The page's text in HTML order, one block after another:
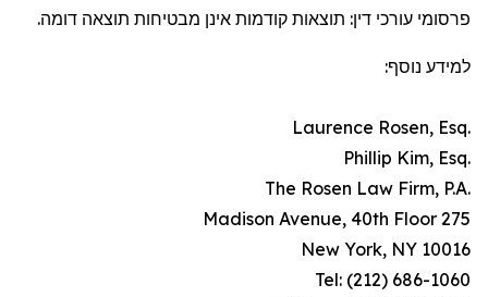
פרסומי עורכי דין: תוצאות קודמות אינן מבטיחות תוצאה דומה.
למידע נוסף:
.Laurence Rosen, Esq
.Phillip Kim, Esq
.The Rosen Law Firm, P.A
275 Madison Avenue, 40th Floor
New York, NY 10016
Tel: (212) 686-1060